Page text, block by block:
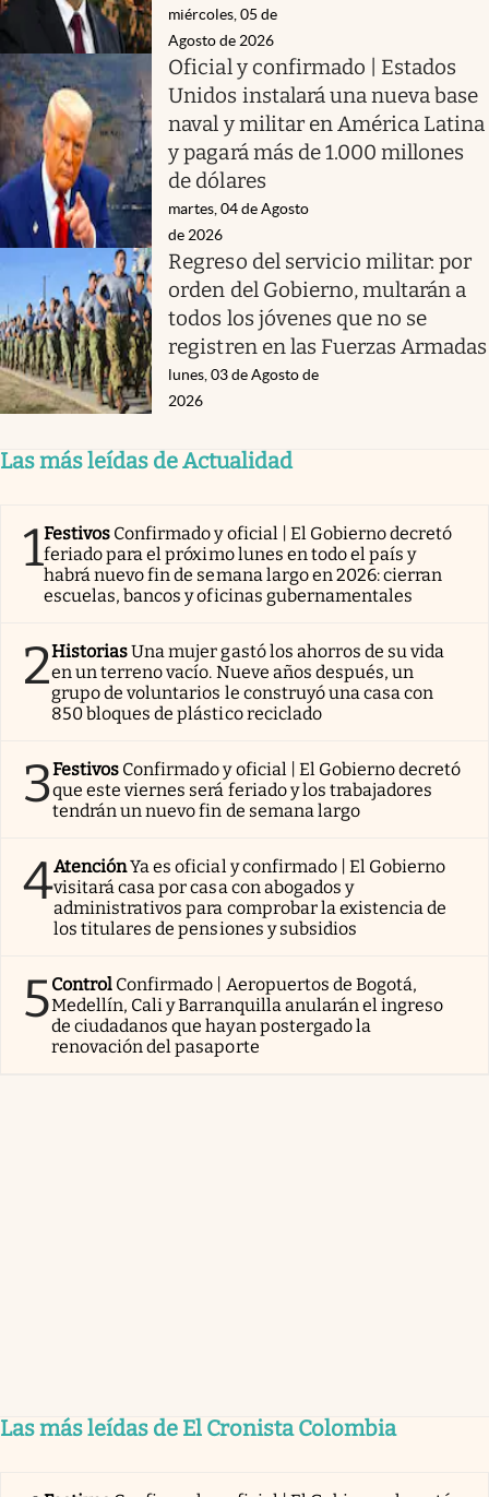
miércoles, 05 de
Agosto de 2026
Oficial y confirmado | Estados
Unidos instalará una nueva base
naval y militar en América Latina
y pagará más de 1.000 millones
de dólares
martes, 04 de Agosto
de 2026
Regreso del servicio militar: por
orden del Gobierno, multarán a
todos los jóvenes que no se
registren en las Fuerzas Armadas
lunes, 03 de Agosto de
2026
Las más leídas de Actualidad
1Festivos Confirmado y oficial | El Gobierno decretó
feriado para el próximo lunes en todo el país y
habrá nuevo fin de semana largo en 2026: cierran
escuelas, bancos y oficinas gubernamentales
2HistoriasUna mujer gastó los ahorros de su vida
en un terreno vacío. Nueve años después, un
grupo de voluntarios le construyó una casa con
850 bloques de plástico reciclado
3Festivos Confirmado y oficial | El Gobierno decretó
que este viernes será feriado y los trabajadores
tendrán un nuevo fin de semana largo
4AtenciónYa es oficial y confirmado | El Gobierno
visitará casa por casa con abogados y
administrativos para comprobar la existencia de
los titulares de pensiones y subsidios
5Control Confirmado | Aeropuertos de Bogotá,
Medellín, Cali y Barranquilla anularán el ingreso
de ciudadanos que hayan postergado la
renovación del pasaporte
Las más leídas de El Cronista Colombia